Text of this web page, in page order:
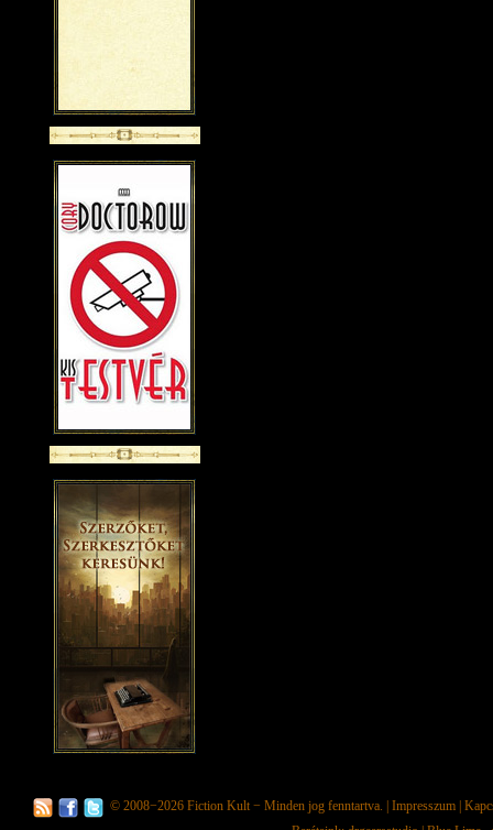
© 2008−2026 Fiction Kult − Minden jog fenntartva. | Impresszum